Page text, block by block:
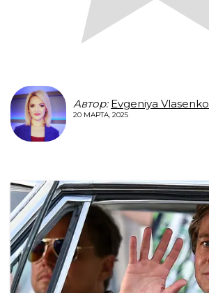
Автор: Evgeniya Vlasenko
20 МАРТА, 2025